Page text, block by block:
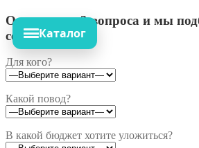
Ответьте на 3 вопроса и мы
сет!
Для кого?
Какой повод?
В какой бюджет хотите уложиться?
Каталог